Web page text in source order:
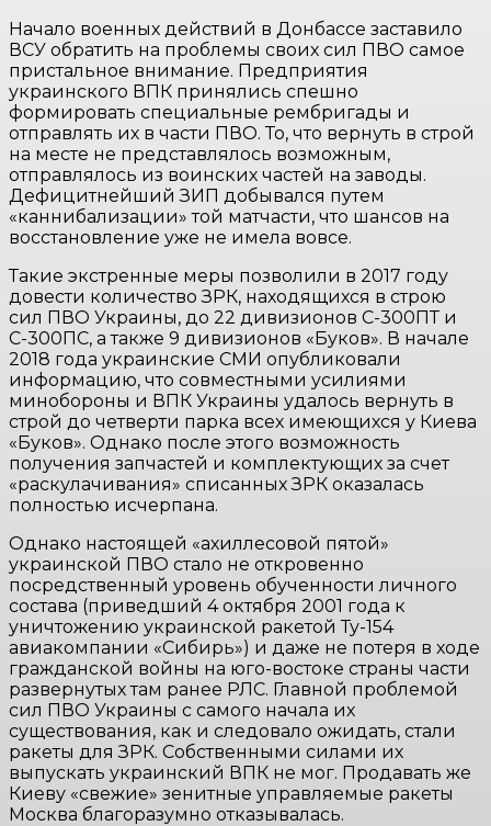
Начало военных действий в Донбассе заставило
ВСУ обратить на проблемы своих сил ПВО самое
пристальное внимание. Предприятия
украинского ВПК принялись спешно
формировать специальные рембригады и
отправлять их в части ПВО. То, что вернуть в строй
на месте не представлялось возможным,
отправлялось из воинских частей на заводы.
Дефицитнейший ЗИП добывался путем
«каннибализации» той матчасти, что шансов на
восстановление уже не имела вовсе.
Такие экстренные меры позволили в 2017 году
довести количество ЗРК, находящихся в строю
сил ПВО Украины, до 22 дивизионов С-300ПТ и
С-300ПС, а также 9 дивизионов «Буков». В начале
2018 года украинские СМИ опубликовали
информацию, что совместными усилиями
минобороны и ВПК Украины удалось вернуть в
строй до четверти парка всех имеющихся у Киева
«Буков». Однако после этого возможность
получения запчастей и комплектующих за счет
«раскулачивания» списанных ЗРК оказалась
полностью исчерпана.
Однако настоящей «ахиллесовой пятой»
украинской ПВО стало не откровенно
посредственный уровень обученности личного
состава (приведший 4 октября 2001 года к
уничтожению украинской ракетой Ту-154
авиакомпании «Сибирь») и даже не потеря в ходе
гражданской войны на юго-востоке страны части
развернутых там ранее РЛС. Главной проблемой
сил ПВО Украины с самого начала их
существования, как и следовало ожидать, стали
ракеты для ЗРК. Собственными силами их
выпускать украинский ВПК не мог. Продавать же
Киеву «свежие» зенитные управляемые ракеты
Москва благоразумно отказывалась.